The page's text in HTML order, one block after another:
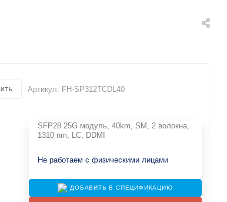
Артикул: FH-SP312TCDL40
SFP28 25G модуль, 40km, SM, 2 волокна,
1310 nm, LC, DDMI
Не работаем с физическими лицами
ДОБАВИТЬ В СПЕЦИФИКАЦИЮ